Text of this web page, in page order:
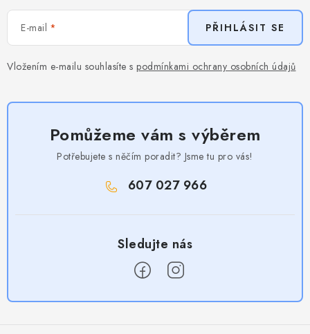
E-mail
Vložením e-mailu souhlasíte s podmínkami ochrany osobních údajů
PŘIHLÁSIT SE
Pomůžeme vám s výběrem
Potřebujete s něčím poradit? Jsme tu pro vás!
607 027 966